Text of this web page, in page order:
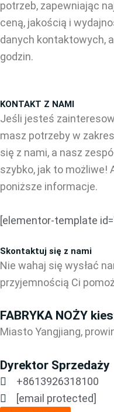
potrzeb, zapewniając
ceną, jakością i
danych kontaktowych,
godzin.
KONTAKT Z NAMI
Jeśli jesteś
masz potrzeby w
się z nami, a nasz
szybko, jak to możliwe!
poniższe informacje.
[elementor-template
Skontaktuj się z nami
Nie wahaj się wysłać
przyjemnością Ci
FABRYKA NOŻY
Miasto Yangjiang,
Dyrektor Sprzedaży
+8613926318100
[email protected]